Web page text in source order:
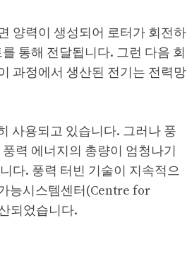
양력이 생성되어 로터가 회전하
통해 전달됩니다. 그런 다음 회
과정에서 생산된 전기는 전력망
사용되고 있습니다. 그러나 풍
력 에너지의 총량이 엄청나기
다. 풍력 터빈 기술이 지속적으
능시스템센터(Centre for
되었습니다.